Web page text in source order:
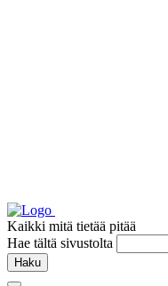
Kaikki mitä tietää pitää
Hae tältä sivustolta
Haku